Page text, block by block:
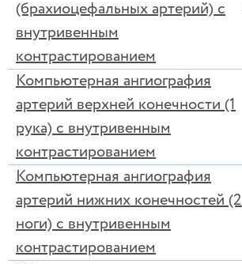
(брахиоцефальных артерий) с
внутривенным
контрастированием
Компьютерная ангиография
артерий верхней конечности (1
рука) с внутривенным
контрастированием
Компьютерная ангиография
артерий нижних конечностей (2
ноги) с внутривенным
контрастированием